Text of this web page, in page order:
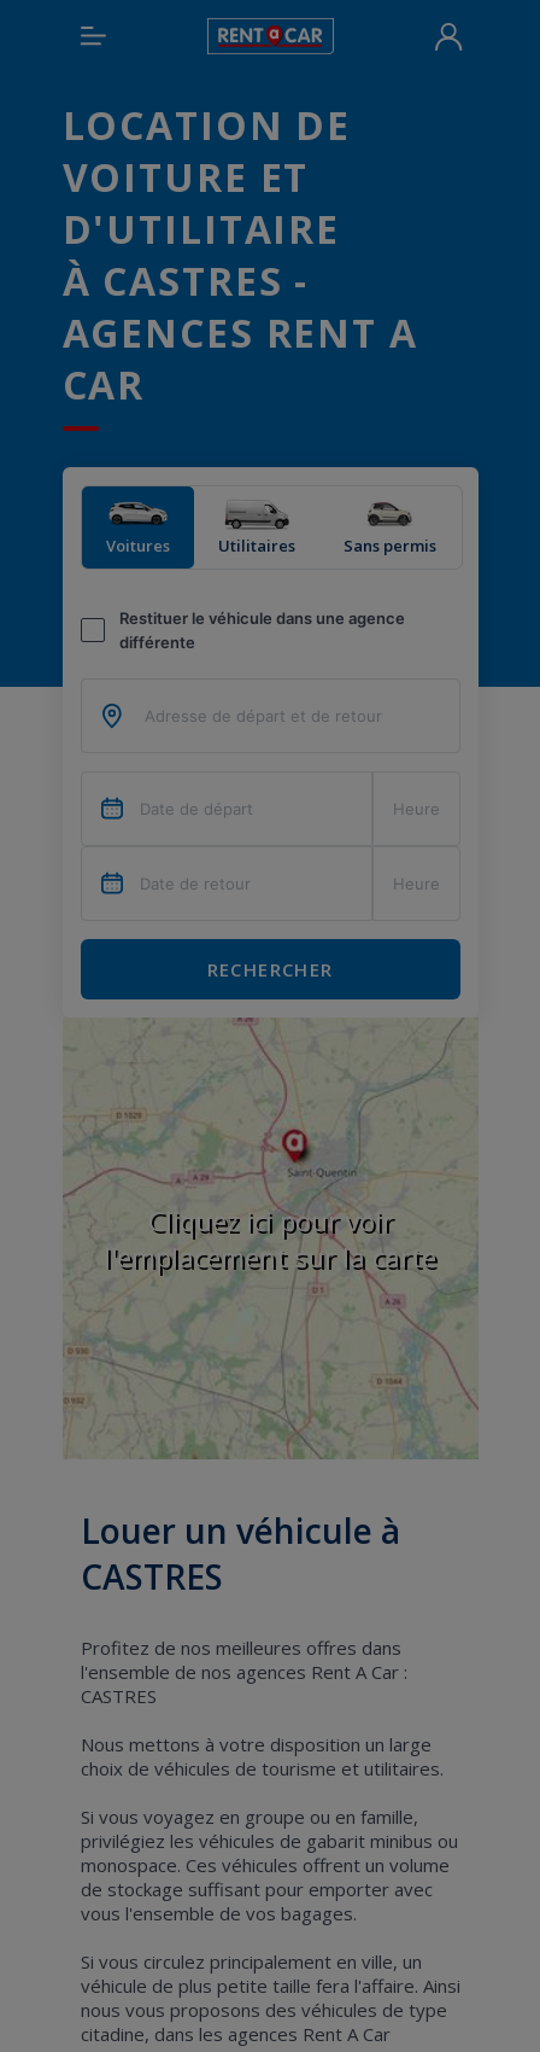
LOCATION DE
VOITURE ET
D'UTILITAIRE
À CASTRES -
AGENCES RENT A
CAR
Voitures Utilitaires Sans permis
Restituer le véhicule dans une agence
différente
RECHERCHER
Cliquez ici pour voir
l'emplacement sur la carte
Louer un véhicule à
CASTRES
Profitez de nos meilleures offres dans
l'ensemble de nos agences Rent A Car :
CASTRES
Nous mettons à votre disposition un large
choix de véhicules de tourisme et utilitaires.
Si vous voyagez en groupe ou en famille,
privilégiez les véhicules de gabarit minibus ou
monospace. Ces véhicules offrent un volume
de stockage suffisant pour emporter avec
vous l'ensemble de vos bagages.
Si vous circulez principalement en ville, un
véhicule de plus petite taille fera l'affaire. Ainsi
nous vous proposons des véhicules de type
citadine, dans les agences Rent A Car